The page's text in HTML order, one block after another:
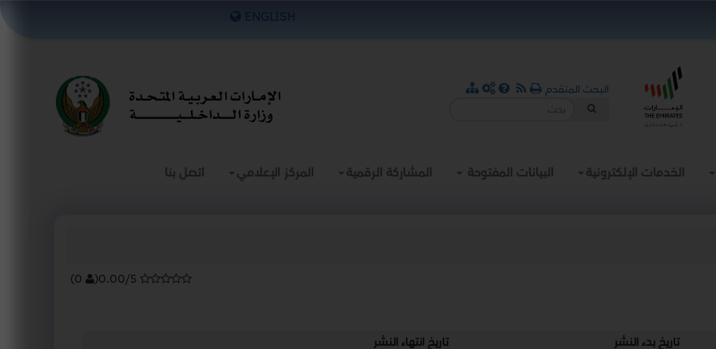
ENGLISH
البحث المتقدم
الخدمات الإلكترونية البيانات المفتوحة المشاركة الرقمية المركز الإعلامي اتصل بنا
×
0.00/5
(
0
)
تاريخ بدء النشر تاريخ انتهاء النشر